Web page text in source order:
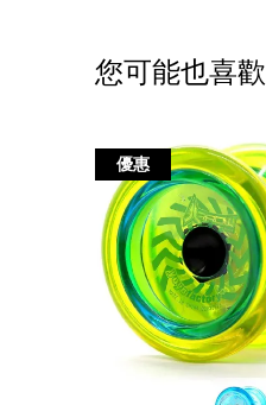
您可能也喜歡
優惠